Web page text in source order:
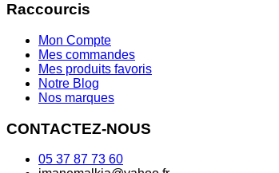
Raccourcis
Mon Compte
Mes commandes
Mes produits favoris
Notre Blog
Nos marques
CONTACTEZ-NOUS
05 37 87 73 60